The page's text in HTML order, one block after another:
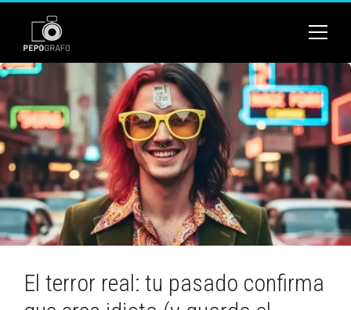
El terror real: tu pasado confirma